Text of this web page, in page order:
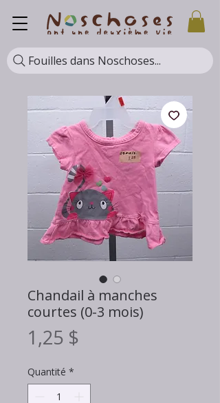
Fouilles dans Noschoses...
Chandail à manches
courtes (0-3 mois)
1,25 $
Quantité *